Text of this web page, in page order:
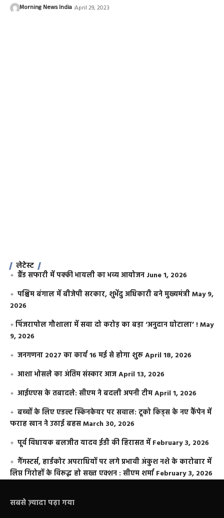
Morning News India April 29, 2023
लेटेस्ट
ग्रैंड सफारी में पक्की भायली का भव्य आयोजन June 1, 2026
पश्चिम बंगाल में बीजेपी सरकार, शुभेंदु अधिकारी बने मुख्यमंत्रीMay 9,
2026
​पिंजरापोल गौशाला में सवा दो करोड़ का बड़ा ‘अनुदान घोटाला’ !May
9, 2026
जनगणना 2027 का कार्य 16 मई से होगा शुरूApril 18, 2026
आशा भोसले का अंतिम संस्कार आजApril 13, 2026
आईएएस के तबादले: सीएम ने बदली अपनी टीमApril 1, 2026
बच्चों के लिए एडल्ट स्किनकेयर पर सवाल: टूको किड्स के नए कैंपेन में
फराह खान ने उठाई बहसMarch 30, 2026
पूर्व विधायक बलजीत यादव ईडी की हिरासत में February 3, 2026
गैंगस्टर्स, हार्डकोर अपराधियों पर लगे प्रभावी अंकुश नशे के कारोबार में
लिप्त गिरोहों के विरूद्ध हो सख्त एक्शन : सीएम शर्मा February 3, 2026
सबसे ज़्यादा पढ़ा गया